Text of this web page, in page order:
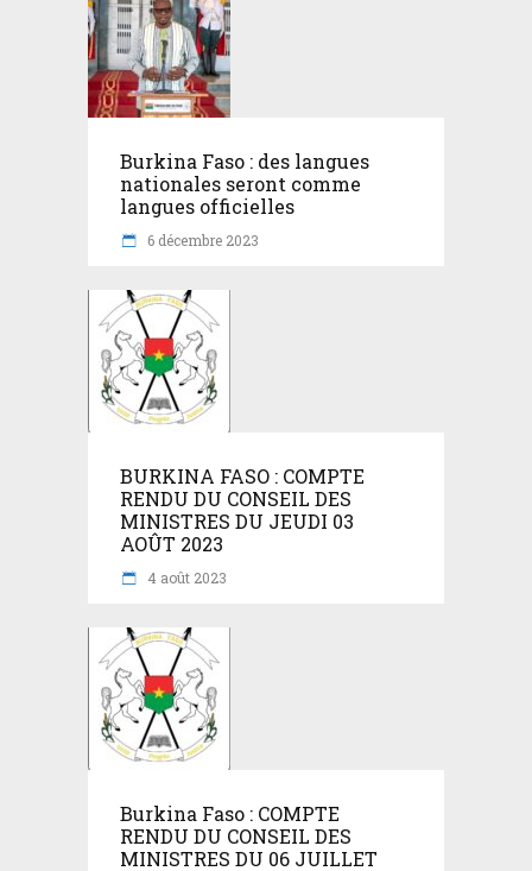
Burkina Faso : des langues
nationales seront comme
langues officielles
6 décembre 2023
BURKINA FASO : COMPTE
RENDU DU CONSEIL DES
MINISTRES DU JEUDI 03
AOÛT 2023
4 août 2023
Burkina Faso : COMPTE
RENDU DU CONSEIL DES
MINISTRES DU 06 JUILLET